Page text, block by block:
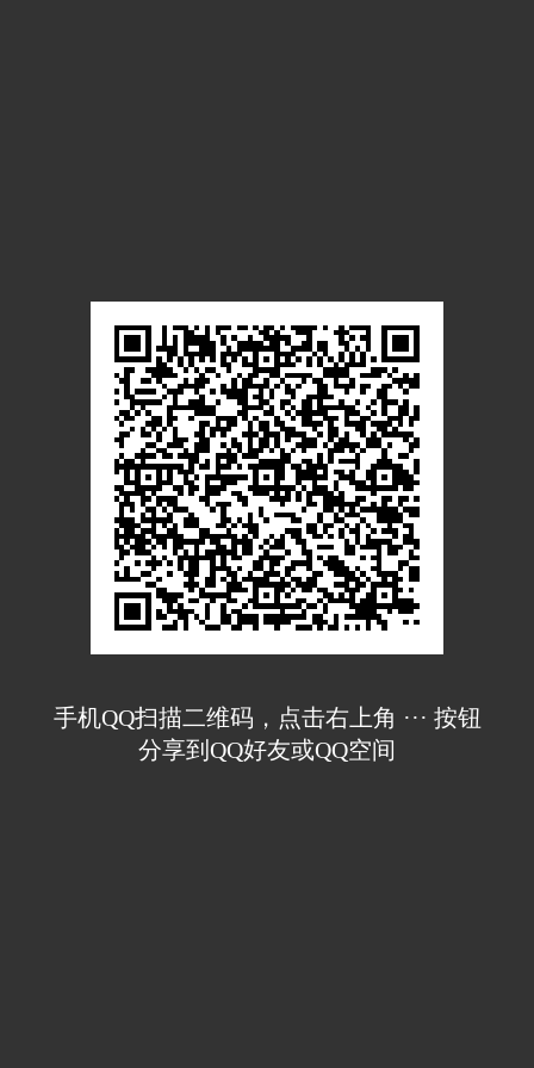
手机QQ扫描二维码，点击右上角 ··· 按钮
分享到QQ好友或QQ空间